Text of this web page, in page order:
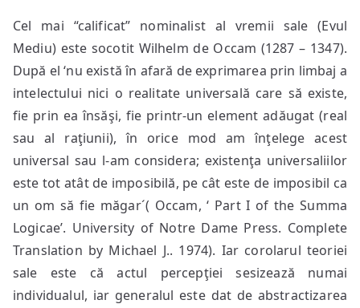
Cel mai “calificat” nominalist al vremii sale (Evul
Mediu) este socotit Wilhelm de Occam (1287 – 1347).
După el ‘nu există în afară de exprimarea prin limbaj a
intelectului nici o realitate universală care să existe,
fie prin ea însăşi, fie printr-un element adăugat (real
sau al raţiunii), în orice mod am înţelege acest
universal sau l-am considera; existenţa universaliilor
este tot atât de imposibilă, pe cât este de imposibil ca
un om să fie măgar´( Occam, ‘ Part I of the Summa
Logicae’. University of Notre Dame Press. Complete
Translation by Michael J.. 1974). Iar corolarul teoriei
sale este că actul percepţiei sesizează numai
individualul, iar generalul este dat de abstractizarea